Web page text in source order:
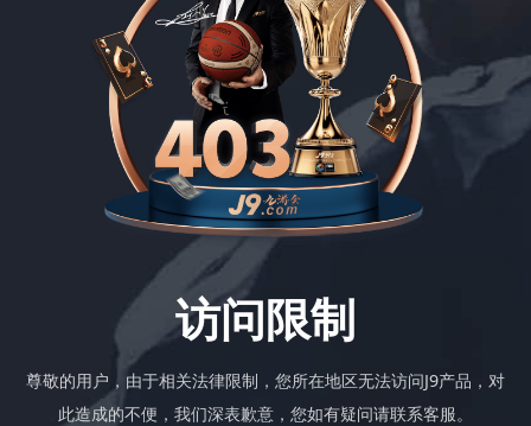
访问限制
尊敬的用户，由于相关法律限制，您所在地区无法访问J9产品，对
此造成的不便，我们深表歉意，您如有疑问请联系客服。